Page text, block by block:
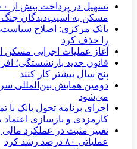
مسکن به آسیب‌دیدگان جنگ
بانک مرکزی: اصلاح
را حذف کرد
آغاز عملیات اجرایی مسکن
پنج سال بیشتر کار کنند
دومین همایش بین‌المللی
می‌شود
اجرای برنامه تحول بانک با
کارمزدی و بازسازی اعتماد
تغییر مثبت در عملکرد مالی
عملیاتی ۸۰ درصد رشد کرد